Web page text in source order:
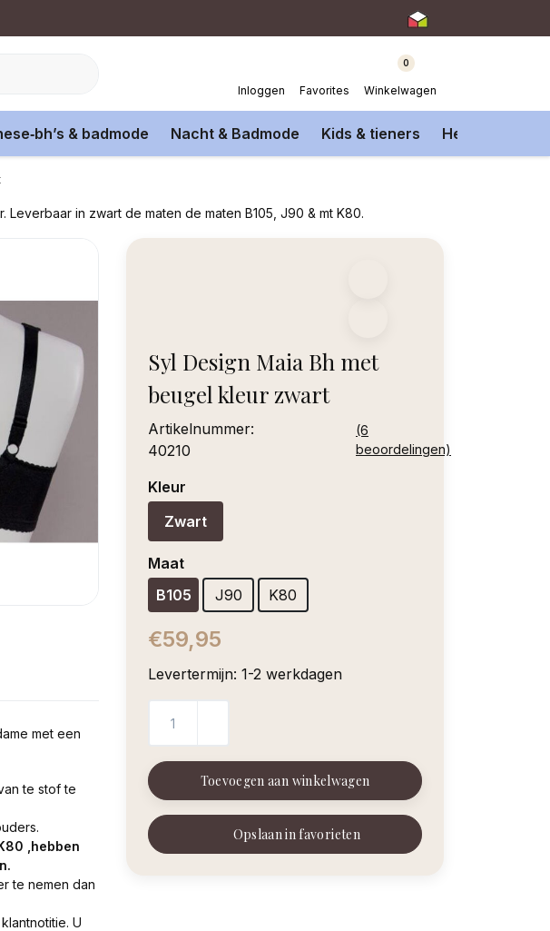
Inloggen Favorites
0
Winkelwagen
& badmode Nacht & Badmode Kids & tieners Heren
in zwart de maten de maten B105, J90 & mt K80.
Syl Design Maia Bh met
beugel kleur zwart
Artikelnummer:
40210
(6
beoordelingen)
Kleur
Zwart
Maat
B105
J90 K80
€59,95
Levertermijn: 1-2 werkdagen
Toevoegen aan winkelwagen
Opslaan in favorieten
met een
te stof te
,hebben
te nemen dan
U